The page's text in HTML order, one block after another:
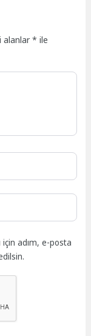
alanlar* ile
için adım, e-posta